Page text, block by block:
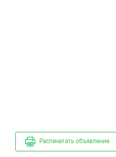
Распечатать объявление